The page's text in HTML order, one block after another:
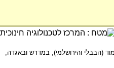
(הבבלי והירושלמי), במדרש ובאגדה,